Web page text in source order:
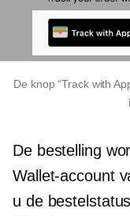
De knop “Track with
De bestelling
Wallet-account
u de